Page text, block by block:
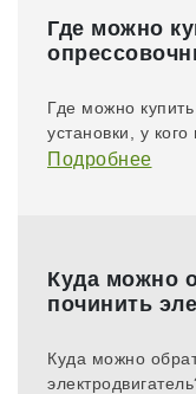
Где можно
Где можно
установки, у
Подробнее
Куда можно
починить
Куда можно